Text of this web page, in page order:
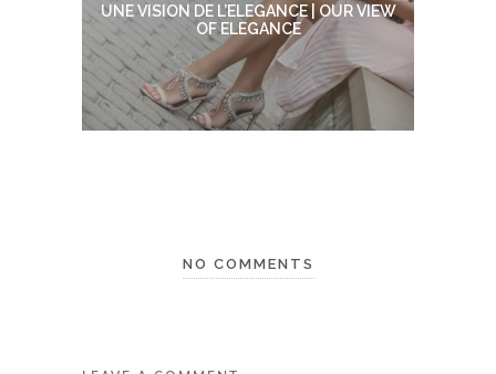
UNE VISION DE L’ELEGANCE | OUR VIEW
OF ELEGANCE
NO COMMENTS